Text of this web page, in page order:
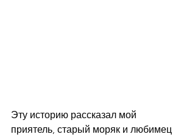
Эту историю рассказал мой
приятель, старый моряк и любимец